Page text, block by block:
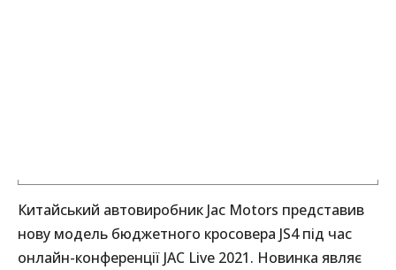
Китайський автовиробник Jac Motors представив
нову модель бюджетного кросовера JS4 під час
онлайн-конференції JAC Live 2021. Новинка являє